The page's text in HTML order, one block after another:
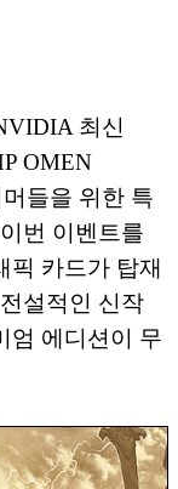
최신
OMEN
들을 위한 특
번 이벤트를
픽 카드가 탑재
설적인 신작
엄 에디션이 무